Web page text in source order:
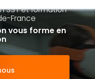
SST et formation
France
vous forme en